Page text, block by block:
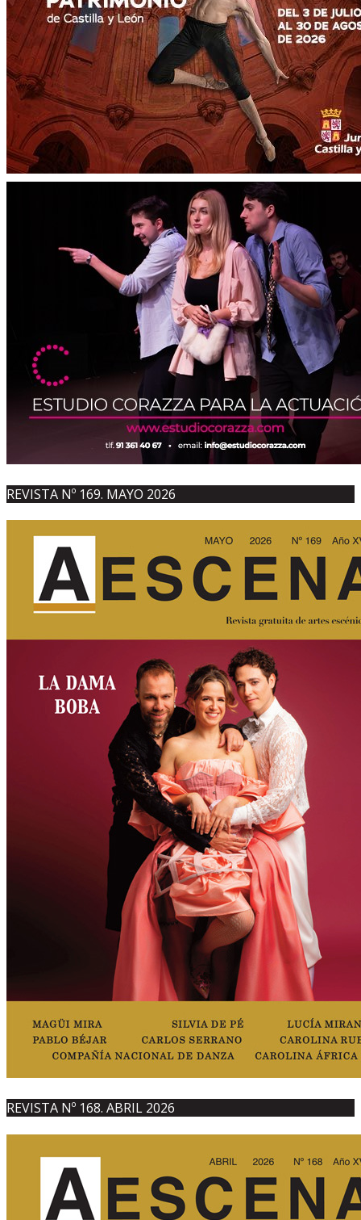
REVISTA Nº 169. MAYO 2026
REVISTA Nº 168. ABRIL 2026